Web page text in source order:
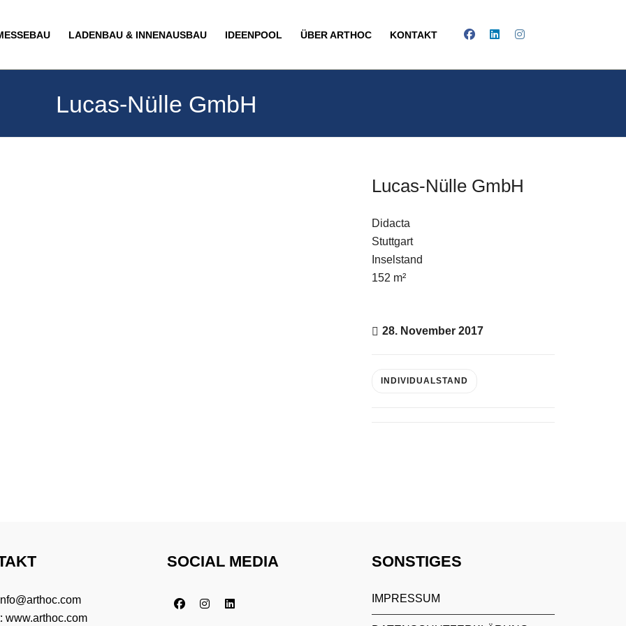
LADENBAU & INNENAUSBAU IDEENPOOL ÜBER ARTHOC KONTAKT
Lucas-Nülle GmbH
Lucas-Nülle GmbH
Didacta
Stuttgart
Inselstand
152 m²
28. November 2017
INDIVIDUALSTAND
www.arthoc.com
SOCIAL MEDIA SONSTIGES
IMPRESSUM